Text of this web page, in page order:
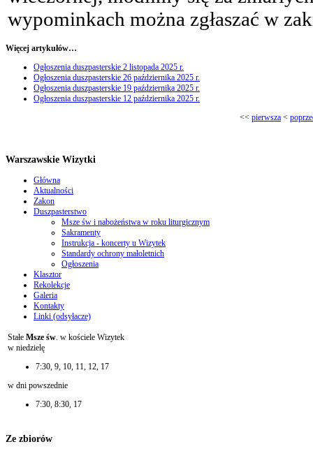
wypominkach można zgłaszać w
Więcej artykułów…
Ogłoszenia duszpasterskie 2 listopada 2025 r.
Ogłoszenia duszpasterskie 26 października 2025 r.
Ogłoszenia duszpasterskie 19 października 2025 r.
Ogłoszenia duszpasterskie 12 października 2025 r.
<< pierwsza <
Warszawskie Wizytki
Główna
Aktualności
Zakon
Duszpasterstwo
Msze św i nabożeństwa w roku liturgicznym
Sakramenty
Instrukcja - koncerty u Wizytek
Standardy ochrony małoletnich
Ogłoszenia
Klasztor
Rekolekcje
Galeria
Kontakty
Linki (odsyłacze)
Stałe Msze św. w kościele Wizytek
w niedzielę
7:30, 9, 10, 11, 12, 17
w dni powszednie
7:30, 8:30, 17
Ze zbiorów